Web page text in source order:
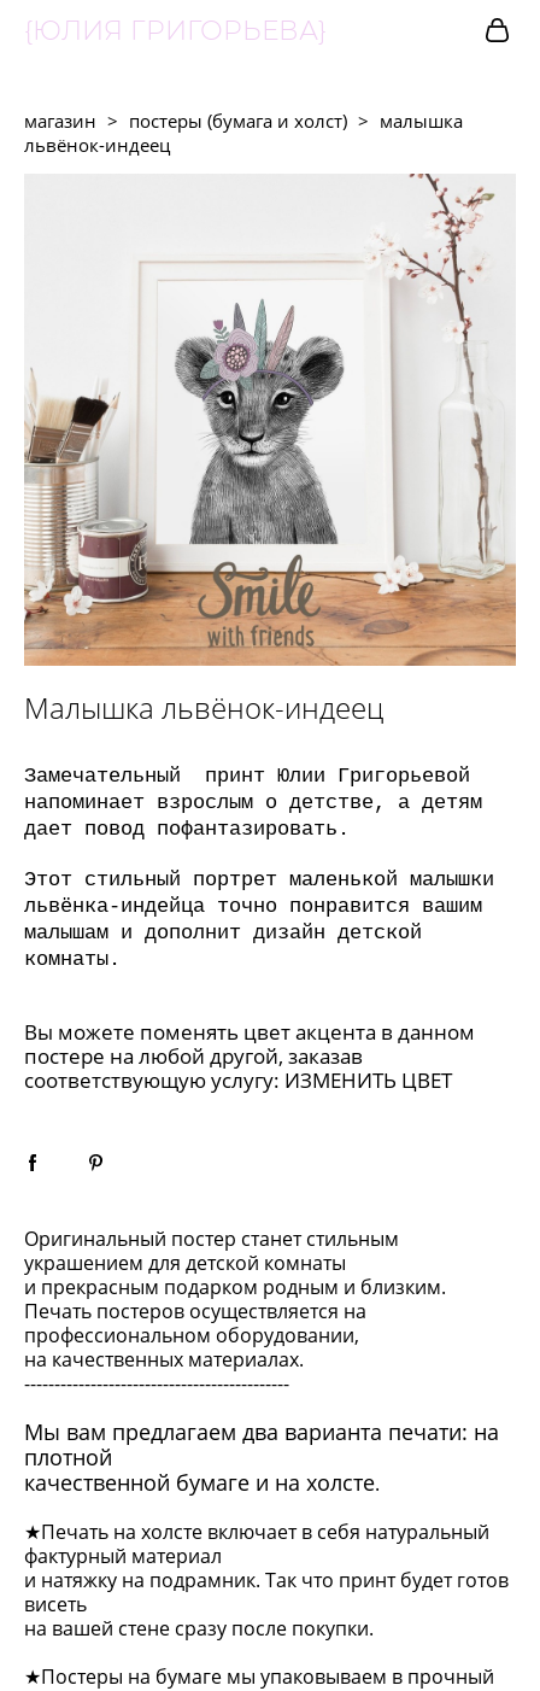
{ЮЛИЯ ГРИГОРЬЕВА}
магазин > постеры (бумага и холст) > малышка
львёнок-индеец
Малышка львёнок-индеец
Замечательный принт Юлии Григорьевой
напоминает взрослым о детстве, а детям
дает повод пофантазировать.
Этот стильный портрет маленькой малышки
львёнка-индейца точно понравится вашим
малышам и дополнит дизайн детской
комнаты.
Вы можете поменять цвет акцента в данном
постере на любой другой, заказав
соответствующую услугу: ИЗМЕНИТЬ ЦВЕТ
Оригинальный постер станет стильным
украшением для детской комнаты
и прекрасным подарком родным и близким.
Печать постеров осуществляется на
профессиональном оборудовании,
на качественных материалах.
--------------------------------------------
Мы вам предлагаем два варианта печати: на
плотной
качественной бумаге и на холсте.
★Печать на холсте включает в себя натуральный
фактурный материал
и натяжку на подрамник. Так что принт будет готов
висеть
на вашей стене сразу после покупки.
★Постеры на бумаге мы упаковываем в прочный